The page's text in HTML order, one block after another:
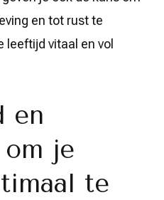
en tot rust te
leeftijd vitaal en vol
en
je
te